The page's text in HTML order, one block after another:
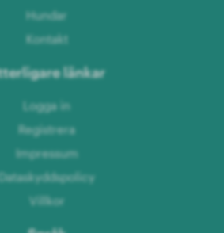
Hundar
Kontakt
länkar
Logga in
Registrera
Impressum
Dataskyddspolicy
Villkor